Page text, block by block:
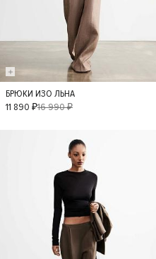
XS S
БРЮКИ ИЗО ЛЬНА
11 890 ₽16 990 ₽